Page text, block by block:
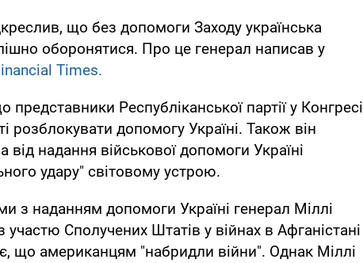
що без допомоги Заходу українська
оборонятися. Про це генерал написав у
Times.
представники Республіканської партії у Конгресі
допомогу Україні. Також він
надання військової допомоги Україні
удару" світовому устрою.
з наданням допомоги Україні генерал Міллі
участю Сполучених Штатів у війнах в Афганістані
що американцям "набридли війни". Однак Міллі